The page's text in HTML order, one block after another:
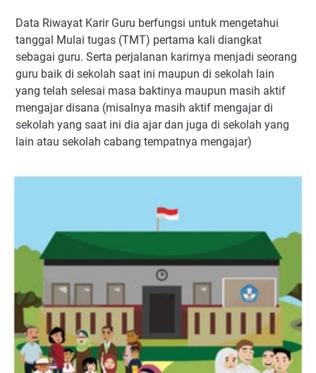
Data Riwayat Karir Guru berfungsi untuk mengetahui
tanggal Mulai tugas (TMT) pertama kali diangkat
sebagai guru. Serta perjalanan karirnya menjadi seorang
guru baik di sekolah saat ini maupun di sekolah lain
yang telah selesai masa baktinya maupun masih aktif
mengajar disana (misalnya masih aktif mengajar di
sekolah yang saat ini dia ajar dan juga di sekolah yang
lain atau sekolah cabang tempatnya mengajar)